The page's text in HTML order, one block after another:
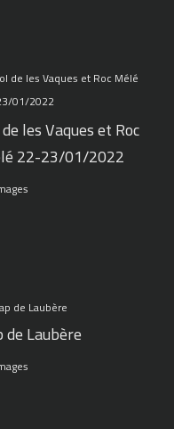
les Vaques et Roc
22-23/01/2022
de Laubère